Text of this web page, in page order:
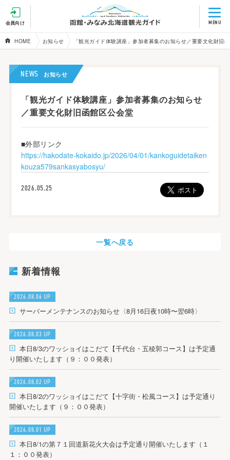
MENU
会員向け
HOME お知らせ 「観光ガイド体験講座」参加者募集のお知らせ／重要文化財旧
NEWS お知らせ
「観光ガイド体験講座」参加者募集のお知らせ
／重要文化財旧函館区公会堂
■外部リンク
https://hakodate-kokaido.jp/2026/04/01/kankoguidetaiken
kouza579sankasyabosyu/
2026.05.25
一覧へ戻る
新着情報
2026.08.06 UP
サーバーメンテナンスのお知らせ〈8月16日夜10時〜翌6時〉
2026.08.03 UP
本日8/3のワッショイはこだて【千代台・五稜郭コース】は予定通
り開催いたします（９：００発表）
2026.08.02 UP
本日8/2のワッショイはこだて【十字街・松風コース】は予定通り
開催いたします（９：００発表）
2026.08.01 UP
本日8/1の第７１回道新花火大会は予定通り開催いたします（１
１：００発表）